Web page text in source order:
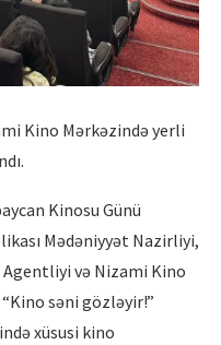
Kino Mərkəzində yerli
Kinosu Günü
Mədəniyyət Nazirliyi,
Agentliyi və Nizami Kino
səni gözləyir!”
xüsusi kino